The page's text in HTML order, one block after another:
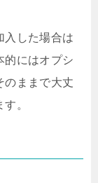
入した場合は
的にはオプシ
のままで大丈
。